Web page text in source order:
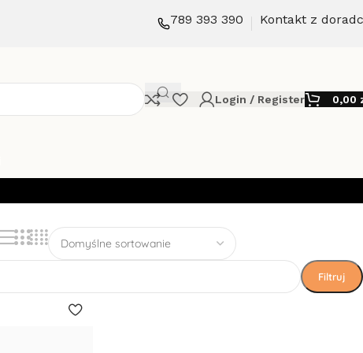
789 393 390 Kontakt z
Login / Register 0,00
Filtruj